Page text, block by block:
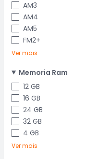
AM3
AM4
AM5
FM2+
Ver mais
Memoria Ram
12 GB
16 GB
24 GB
32 GB
4 GB
Ver mais